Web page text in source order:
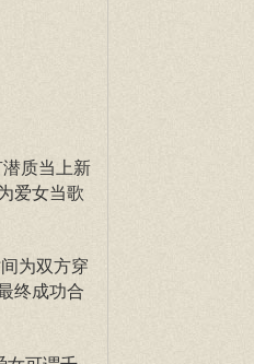
质当上新
爱女当歌
为双方穿
终成功合